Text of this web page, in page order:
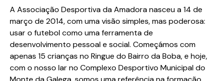
A Associação Desportiva da Amadora nasceu a 14 de
março de 2014, com uma visão simples, mas poderosa:
usar o futebol como uma ferramenta de
desenvolvimento pessoal e social. Começámos com
apenas 15 crianças no Ringue do Bairro da Boba, e hoje,
com o nosso lar no Complexo Desportivo Municipal do